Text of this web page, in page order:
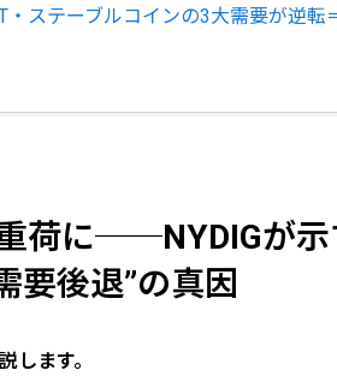
ステーブルコインの3大需要が逆転
荷に──NYDIGが示
要後退”の真因
します。